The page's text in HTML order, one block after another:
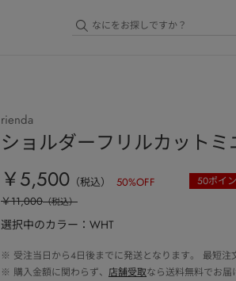
rienda
ショルダーフリルカット
￥5,500 （税込） 50%OFF 50ポイ
￥11,000（税込）
選択中のカラー：WHT
※ 受注当日から4日後までに発送となります。 最短注
※ 購入金額に関わらず、 店舗受取なら送料無料でお届